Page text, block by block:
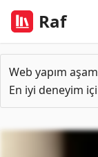
Raf
Web yapım
En iyi deneyim